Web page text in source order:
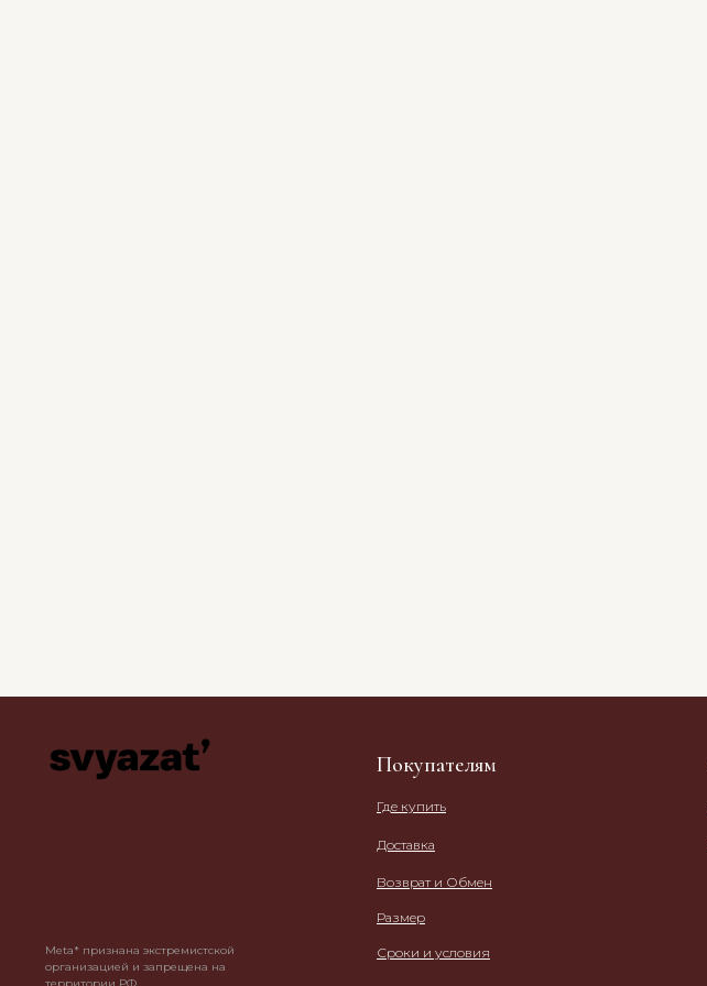
Покупателям
Где купить
Доставка
Возврат и Обмен
Размер
Сроки и условия
Meta* признана экстремистской
организацией и запрещена на